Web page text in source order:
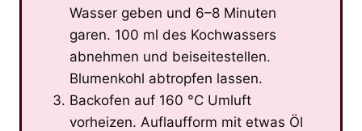
Wasser geben und 6–8 Minuten
garen. 100 ml des Kochwassers
abnehmen und beiseitestellen.
Blumenkohl abtropfen lassen.
Backofen auf 160 °C Umluft
vorheizen. Auflaufform mit etwas Öl